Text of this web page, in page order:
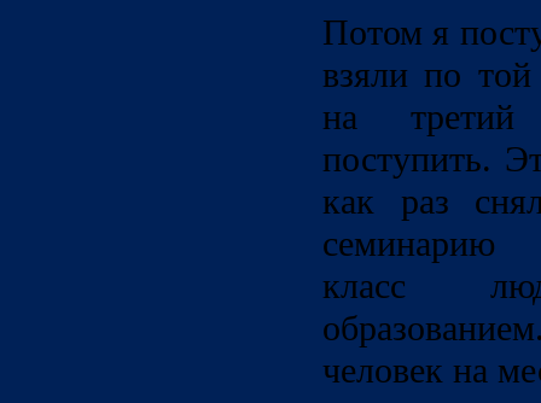
Потом я
взяли по
на
поступить.
как раз
семинарию
класс
человек на